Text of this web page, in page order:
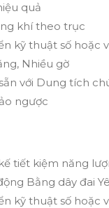
quả
khí theo trục
kỹ thuật số hoặc
Nhiều gờ
với Dung tích
ngược
tiết kiệm năng
Bằng dây đai
kỹ thuật số hoặc